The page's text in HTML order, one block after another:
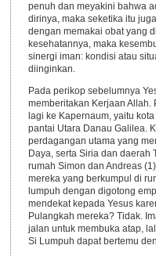
penuh dan meyakini bahwa
dirinya, maka seketika itu
dengan memakai obat yang
kesehatannya, maka
sinergi iman: kondisi atau
diinginkan.
Pada perikop sebelumnya
memberitakan Kerjaan Allah.
lagi ke Kapernaum, yaitu
pantai Utara Danau Galilea.
perdagangan utama yang
Daya, serta Siria dan daerah
rumah Simon dan Andreas
mereka yang berkumpul di
lumpuh dengan digotong
mendekat kepada Yesus
Pulangkah mereka? Tidak.
jalan untuk membuka atap,
Si Lumpuh dapat bertemu